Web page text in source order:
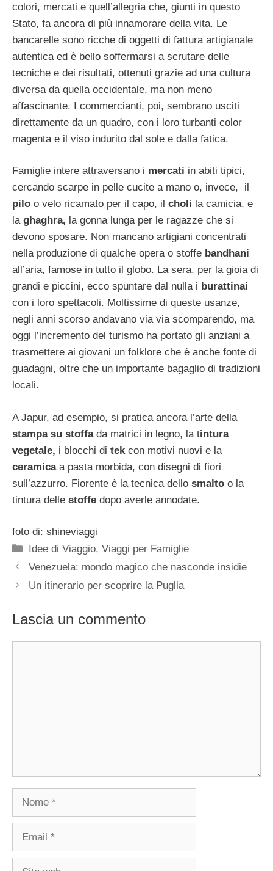
colori, mercati e quell’allegria che, giunti in questo
Stato, fa ancora di più innamorare della vita. Le
bancarelle sono ricche di oggetti di fattura artigianale
autentica ed è bello soffermarsi a scrutare delle
tecniche e dei risultati, ottenuti grazie ad una cultura
diversa da quella occidentale, ma non meno
affascinante. I commercianti, poi, sembrano usciti
direttamente da un quadro, con i loro turbanti color
magenta e il viso indurito dal sole e dalla fatica.
Famiglie intere attraversano i mercati in abiti tipici,
cercando scarpe in pelle cucite a mano o, invece, il
pilo o velo ricamato per il capo, il choli la camicia, e
la ghaghra, la gonna lunga per le ragazze che si
devono sposare. Non mancano artigiani concentrati
nella produzione di qualche opera o stoffe bandhani
all’aria, famose in tutto il globo. La sera, per la gioia di
grandi e piccini, ecco spuntare dal nulla i burattinai
con i loro spettacoli. Moltissime di queste usanze,
negli anni scorso andavano via via scomparendo, ma
oggi l’incremento del turismo ha portato gli anziani a
trasmettere ai giovani un folklore che è anche fonte di
guadagni, oltre che un importante bagaglio di tradizioni
locali.
A Japur, ad esempio, si pratica ancora l’arte della
stampa su stoffada matrici in legno, la tintura
vegetale, i blocchi di tek con motivi nuovi e la
ceramica a pasta morbida, con disegni di fiori
sull’azzurro. Fiorente è la tecnica dello smalto o la
tintura delle stoffe dopo averle annodate.
foto di: shineviaggi
Categorie
Idee di Viaggio,Viaggi per Famiglie
Venezuela: mondo magico che nasconde insidie
Un itinerario per scoprire la Puglia
Lascia un commento